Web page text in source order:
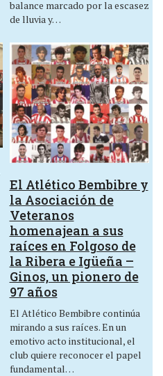
balance marcado por la escasez
de lluvia y…
El Atlético Bembibre y
la Asociación de
Veteranos
homenajean a sus
raíces en Folgoso de
la Ribera e Igüeña –
Ginos, un pionero de
97 años
El Atlético Bembibre continúa
mirando a sus raíces. En un
emotivo acto institucional, el
club quiere reconocer el papel
fundamental…